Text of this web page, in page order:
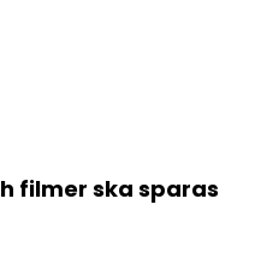
filmer ska sparas